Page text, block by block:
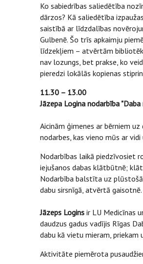
Ko sabiedrības saliedētība
dārzos? Kā saliedētība
saistībā ar līdzdalības
Gulbenē. Šo trīs apkaimju
līdzekļiem – atvērtām
nav lozungs, bet prakse, ko
pieredzi lokālās kopienas
11.30 – 13.00
Jāzepa Logina nodarbība
Aicinām ģimenes ar bērniem
nodarbes, kas vieno mūs ar
Nodarbības laikā piedzīvosiet
iejušanos dabas klātbūtnē;
Nodarbība balstīta uz
dabu sirsnīgā, atvērtā gaisotnē.
Jāzeps Logins ir LU Medicīnas
daudzus gadus vadījis Rīgas
dabu kā vietu mieram,
Aktivitāte piemērota